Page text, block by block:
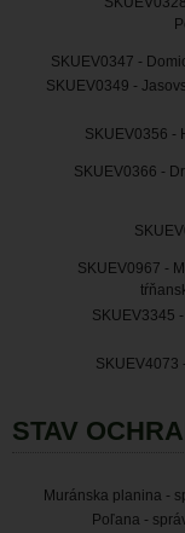
SKUEV0347 -
SKUEV0349 -
SKUEV0356 -
SKUEV0366 -
SKUEV0967 -
SKUEV3345
SKUEV4073
STAV
Muránska planina -
Poľana -